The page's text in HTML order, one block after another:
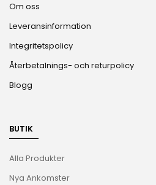
Om oss
Leveransinformation
Integritetspolicy
Återbetalnings- och returpolicy
Blogg
BUTIK
Alla Produkter
Nya Ankomster